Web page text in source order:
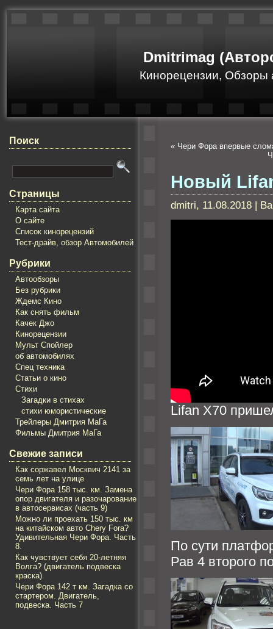
Dmitrimag
Кинорецензии, Обзоры
Поиск
Страницы
Карта сайта
О сайте
Список кинорецензий
Тест-драйв, обзор Автомобилей
Рубрики
Автообзоры
Без рубрики
Ждемс Кино
Как снять фильм
Качек Джо
Кинорецензии
Мульт Спойлер
об автомобилях
Спец техника
Статьи о кино
Стихи
Загадки в стихах
стихи юмористические
Трейлеры Дмитрия МаГа
Фильмы Дмитрия МаГа
Свежие записи
Как соржавел Mосквич 2141 за
семь лет на улице
Чери Фора 158 тыс. км. Замена
опор двигателя и разочарование
в автосервисах (часть 9)
Можно ли проехать 150 тыс. км
на китайском авто Chery Fora?
Удивительная Чери Фора. Часть
8.
Как чувствует себя 20-летняя
Волга? (двигатель подвеска
краска)
Чери Фора 142 т км. Загадка со
стартером. Двигатель,
подвеска. Часть 7
« Чери Фора впервые
Новый
dmitri, 11.08.2018 |
Lifan X70
По сути
Рав 4 второго